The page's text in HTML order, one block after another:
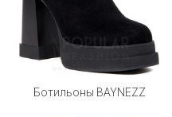
Ботильоны BAYNEZZ